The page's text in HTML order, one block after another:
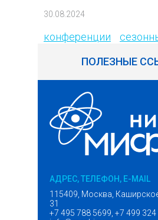
30.08.2024
конференции
ПОЛЕЗНЫЕ
АДРЕС, ТЕЛЕФОН, E-MAIL
115409, Москва, Каширское
31
+7 495 788 5699, +7 499 324